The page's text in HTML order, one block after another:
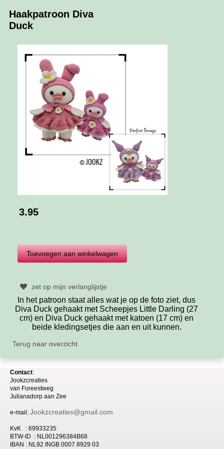
Haakpatroon Diva
Duck
3.95
zet op mijn verlanglijstje
In het patroon staat alles wat je op de foto ziet, dus
Diva Duck gehaakt met Scheepjes Little Darling (27
cm) en Diva Duck gehaakt met katoen (17 cm) en
beide kledingsetjes die aan en uit kunnen.
Terug naar overzicht
Contact:
Jookzcreaties
van Foreestweg
Julianadorp aan Zee
e-mail: Jookzcreaties@gmail.com
KvK : 69933235
BTW-ID : NL001296384B68
IBAN : NL92 INGB 0007 8929 03